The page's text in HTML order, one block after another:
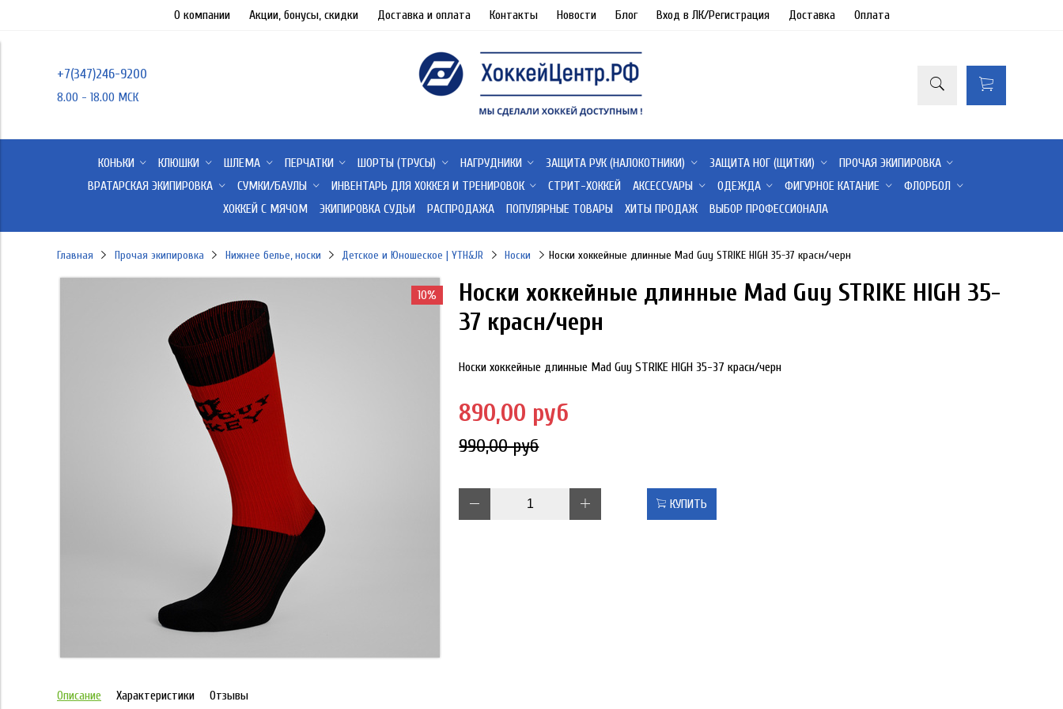
О компании Акции, бонусы, скидки Доставка и оплата Контакты Новости Блог Вход в ЛК/Регистрация Доставка Оплата
+7(347)246-9200
8.00 - 18.00 МСК
КОНЬКИ КЛЮШКИ ШЛЕМА ПЕРЧАТКИ ШОРТЫ (ТРУСЫ) НАГРУДНИКИ ЗАЩИТА РУК (НАЛОКОТНИКИ) ЗАЩИТА НОГ (ЩИТКИ)
ПРОЧАЯ ЭКИПИРОВКА
ВРАТАРСКАЯ ЭКИПИРОВКА
СУМКИ/БАУЛЫ ИНВЕНТАРЬ ДЛЯ ХОККЕЯ И ТРЕНИРОВОК СТРИТ-ХОККЕЙ АКСЕССУАРЫ ОДЕЖДА ФИГУРНОЕ КАТАНИЕ
ФЛОРБОЛ
ХОККЕЙ С МЯЧОМ
ЭКИПИРОВКА СУДЬИ РАСПРОДАЖА ПОПУЛЯРНЫЕ ТОВАРЫ ХИТЫ ПРОДАЖ ВЫБОР ПРОФЕССИОНАЛА
Главная Прочая экипировка Нижнее белье, носки Детское и Юношеское | YTH&JR Носки Носки хоккейные длинные Mad Guy STRIKE HIGH 35-37 красн/черн
10%
Носки хоккейные длинные Mad Guy STRIKE HIGH 35-
37 красн/черн
Носки хоккейные длинные Mad Guy STRIKE HIGH 35-37 красн/черн
890,00 руб
990,00 руб
КУПИТЬ
Описание Характеристики Отзывы